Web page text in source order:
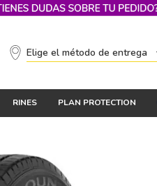
Elige el método de entrega
RINES PLAN PROTECTION